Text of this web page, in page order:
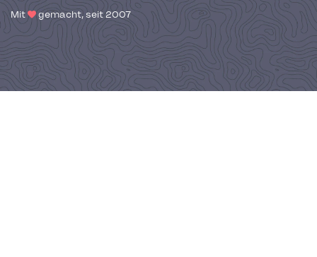
Mit gemacht, seit 2007